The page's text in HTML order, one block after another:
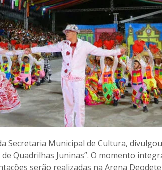
Secretaria Municipal de Cultura,
Quadrilhas Juninas”. O momento
serão realizadas na Arena